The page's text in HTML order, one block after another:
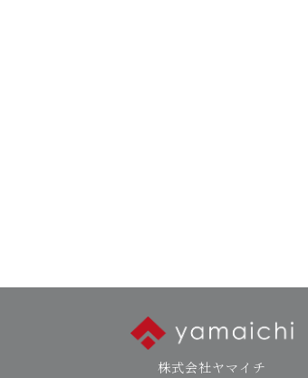
株式会社ヤマイチ